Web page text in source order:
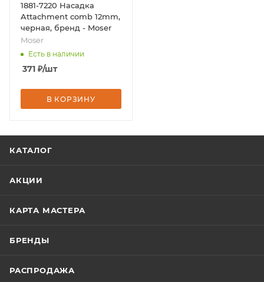
1881-7220 Насадка
Attachment comb 12mm,
черная, бренд - Moser
Moser
Есть в наличии
371 ₽/шт
В КОРЗИНУ
КАТАЛОГ
АКЦИИ
КАРТА МАСТЕРА
БРЕНДЫ
РАСПРОДАЖА